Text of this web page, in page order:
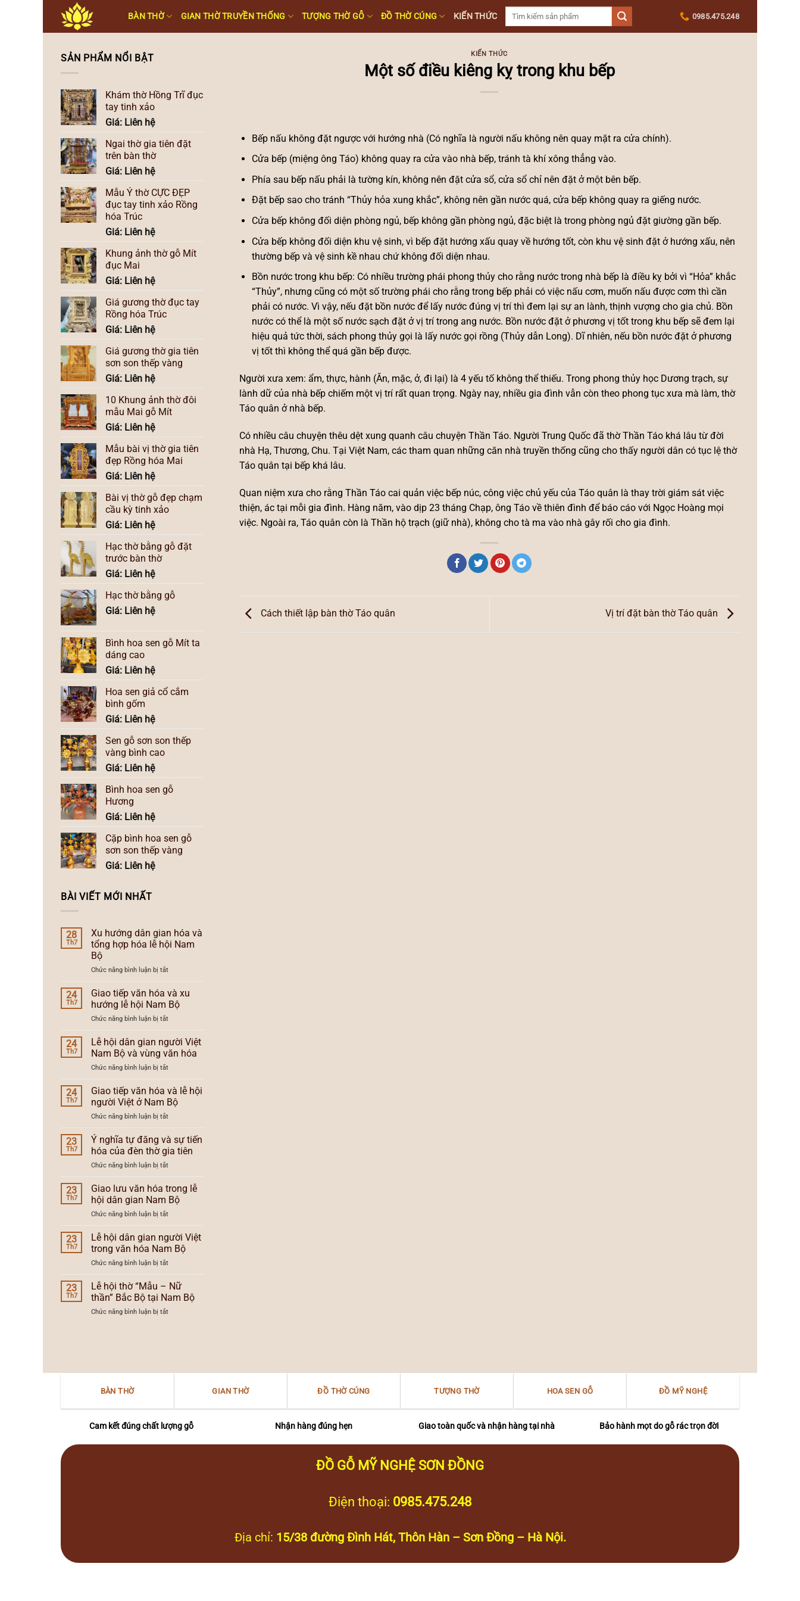
content
BÀN THỜ GIAN THỜ TRUYỀN THỐNG TƯỢNG THỜ GỖ ĐỒ THỜ CÚNG KIẾN THỨC
Tìm
0985.475.248
SẢN PHẨM NỔI BẬT
Khám thờ Hồng Trĩ đục
tay tinh xảo
Giá: Liên hệ
Ngai thờ gia tiên đặt
trên bàn thờ
Giá: Liên hệ
Mẫu Ỷ thờ CỰC ĐẸP
đục tay tinh xảo Rồng
hóa Trúc
Giá: Liên hệ
Khung ảnh thờ gỗ Mít
đục Mai
Giá: Liên hệ
Giá gương thờ đục tay
Rồng hóa Trúc
Giá: Liên hệ
Giá gương thờ gia tiên
sơn son thếp vàng
Giá: Liên hệ
10 Khung ảnh thờ đôi
mẫu Mai gỗ Mít
Giá: Liên hệ
Mẫu bài vị thờ gia tiên
đẹp Rồng hóa Mai
Giá: Liên hệ
Bài vị thờ gỗ đẹp chạm
cầu kỳ tinh xảo
Giá: Liên hệ
Hạc thờ bằng gỗ đặt
trước bàn thờ
Giá: Liên hệ
Hạc thờ bằng gỗ
Giá: Liên hệ
Bình hoa sen gỗ Mít ta
dáng cao
Giá: Liên hệ
Hoa sen giả cổ cắm
bình gốm
Giá: Liên hệ
Sen gỗ sơn son thếp
vàng bình cao
Giá: Liên hệ
Bình hoa sen gỗ
Hương
Giá: Liên hệ
Cặp bình hoa sen gỗ
sơn son thếp vàng
Giá: Liên hệ
BÀI VIẾT MỚI NHẤT
28
Th7
Xu hướng dân gian hóa và
tổng hợp hóa lễ hội Nam
Bộ
Chức năng bình luận bị tắtở
Xu
hướng
dân
gian
hóa
và
tổng
hợp
lễ
hội
Nam
Bộ
24
Th7
Giao tiếp văn hóa và xu
hướng lễ hội Nam Bộ
Chức năng bình luận bị tắtở
Giao
tiếp
văn
hóa
và
xu
hướng
lễ
hội
Nam
Bộ
24
Th7
Lễ hội dân gian người Việt
Nam Bộ và vùng văn hóa
Chức năng bình luận bị tắtở
Lễ
hội
dân
gian
người
Việt
Nam
Bộ
vùng
văn
hóa
24
Th7
Giao tiếp văn hóa và lễ hội
người Việt ở Nam Bộ
Chức năng bình luận bị tắtở
Giao
tiếp
văn
hóa
và
lễ
hội
người
Việt
ở
Nam
Bộ
23
Th7
Ý nghĩa tự đăng và sự tiến
hóa của đèn thờ gia tiên
Chức năng bình luận bị tắtở
Ý
nghĩa
tự
đăng
và
sự
tiến
hóa
đèn
thờ
gia
tiên
23
Th7
Giao lưu văn hóa trong lễ
hội dân gian Nam Bộ
Chức năng bình luận bị tắtở
Giao
lưu
văn
hóa
trong
lễ
hội
dân
Nam
23
Th7
Lễ hội dân gian người Việt
trong văn hóa Nam Bộ
Chức năng bình luận bị tắtở
Lễ
hội
gian
người
Bộ
23
Th7
Lễ hội thờ “Mẫu – Nữ
thần” Bắc Bộ tại Nam Bộ
Chức năng bình luận bị tắtở
Nữ
Nam
Bộ
KIẾN THỨC
Một số điều kiêng kỵ trong khu bếp
Bếp nấu không đặt ngược với hướng nhà (Có nghĩa là người nấu không nên quay mặt ra cửa chính).
Cửa bếp (miệng ông Táo) không quay ra cửa vào nhà bếp, tránh tà khí xông thẳng vào.
Phía sau bếp nấu phải là tường kín, không nên đặt cửa sổ, cửa sổ chỉ nên đặt ở một bên bếp.
Đặt bếp sao cho tránh “Thủy hỏa xung khắc”, không nên gần nước quá, cửa bếp không quay ra giếng nước.
Cửa bếp không đối diện phòng ngủ, bếp không gần phòng ngủ, đặc biệt là trong phòng ngủ đặt giường gần bếp.
Cửa bếp không đối diện khu vệ sinh, vì bếp đặt hướng xấu quay về hướng tốt, còn khu vệ sinh đặt ở hướng xấu, nên
thường bếp và vệ sinh kề nhau chứ không đối diện nhau.
Bồn nước trong khu bếp: Có nhiều trường phái phong thủy cho rằng nước trong nhà bếp là điều kỵ bởi vì “Hỏa” khắc
“Thủy”, nhưng cũng có một số trường phái cho rằng trong bếp phải có việc nấu cơm, muốn nấu được cơm thì cần
phải có nước. Vì vậy, nếu đặt bồn nước để lấy nước đúng vị trí thì đem lại sự an lành, thịnh vượng cho gia chủ. Bồn
nước có thể là một số nước sạch đặt ở vị trí trong ang nước. Bồn nước đặt ở phương vị tốt trong khu bếp sẽ đem lại
hiệu quả tức thời, sách phong thủy gọi là lấy nước gọi rồng (Thủy dẫn Long). Dĩ nhiên, nếu bồn nước đặt ở phương
vị tốt thì không thể quá gần bếp được.
Người xưa xem: ẩm, thực, hành (Ăn, mặc, ở, đi lại) là 4 yếu tố không thể thiếu. Trong phong thủy học Dương trạch, sự
lành dữ của nhà bếp chiếm một vị trí rất quan trọng. Ngày nay, nhiều gia đình vẫn còn theo phong tục xưa mà làm, thờ
Táo quân ở nhà bếp.
Có nhiều câu chuyện thêu dệt xung quanh câu chuyện Thần Táo. Người Trung Quốc đã thờ Thần Táo khá lâu từ đời
nhà Hạ, Thương, Chu. Tại Việt Nam, các tham quan những căn nhà truyền thống cũng cho thấy người dân có tục lệ thờ
Táo quân tại bếp khá lâu.
Quan niệm xưa cho rằng Thần Táo cai quản việc bếp núc, công việc chủ yếu của Táo quân là thay trời giám sát việc
thiện, ác tại mỗi gia đình. Hàng năm, vào dịp 23 tháng Chạp, ông Táo về thiên đình để báo cáo với Ngọc Hoàng mọi
việc. Ngoài ra, Táo quân còn là Thần hộ trạch (giữ nhà), không cho tà ma vào nhà gây rối cho gia đình.
Cách thiết lập bàn thờ Táo quân Vị trí đặt bàn thờ Táo quân
BÀN THỜ GIAN THỜ ĐỒ THỜ CÚNG TƯỢNG THỜ HOA SEN GỖ ĐỒ MỸ NGHỆ
Cam kết đúng chất lượng gỗ Nhận hàng đúng hẹn Giao toàn quốc và nhận hàng tại nhà Bảo hành mọt do gỗ rác trọn đời
ĐỒ GỖ MỸ NGHỆ SƠN ĐỒNG
Điện thoại: 0985.475.248
Địa chỉ: 15/38 đường Đình Hát, Thôn Hàn – Sơn Đồng – Hà Nội.